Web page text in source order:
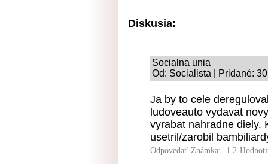
Diskusia:
Socialna unia
Od: Socialista | Pridané:
Ja by to cele
ludoveauto vydavat
vyrabat nahradne diely.
usetril/zarobil
Odpovedať Známka: -1.2